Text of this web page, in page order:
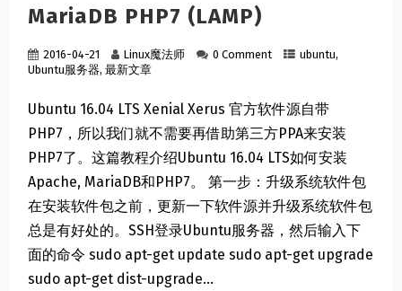
MariaDB PHP7 (LAMP)
2016-04-21 Linux魔法师 0 Comment ubuntu,
Ubuntu服务器,最新文章
Ubuntu 16.04 LTS Xenial Xerus 官方软件源自带
PHP7，所以我们就不需要再借助第三方PPA来安装
PHP7了。这篇教程介绍Ubuntu 16.04 LTS如何安装
Apache, MariaDB和PHP7。 第一步：升级系统软件包
在安装软件包之前，更新一下软件源并升级系统软件包
总是有好处的。SSH登录Ubuntu服务器，然后输入下
面的命令 sudo apt-get update sudo apt-get upgrade
sudo apt-get dist-upgrade...